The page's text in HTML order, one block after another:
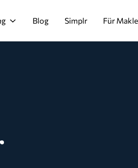
Blog Simplr Für